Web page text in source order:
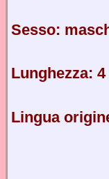
Sesso:
Lunghezza:
Lingua